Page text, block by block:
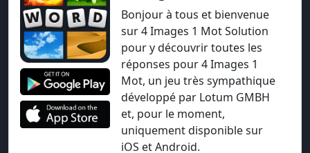
Bonjour à tous et bienvenue
sur 4 Images 1 Mot Solution
pour y découvrir toutes les
réponses pour 4 Images 1
Mot, un jeu très sympathique
développé par Lotum GMBH
et, pour le moment,
uniquement disponible sur
iOS et Android.